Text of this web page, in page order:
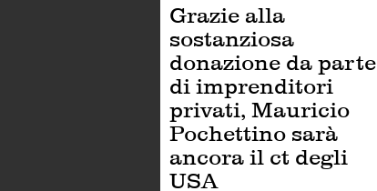
Grazie alla
sostanziosa
donazione da parte
di imprenditori
privati, Mauricio
Pochettino sarà
ancora il ct degli
USA